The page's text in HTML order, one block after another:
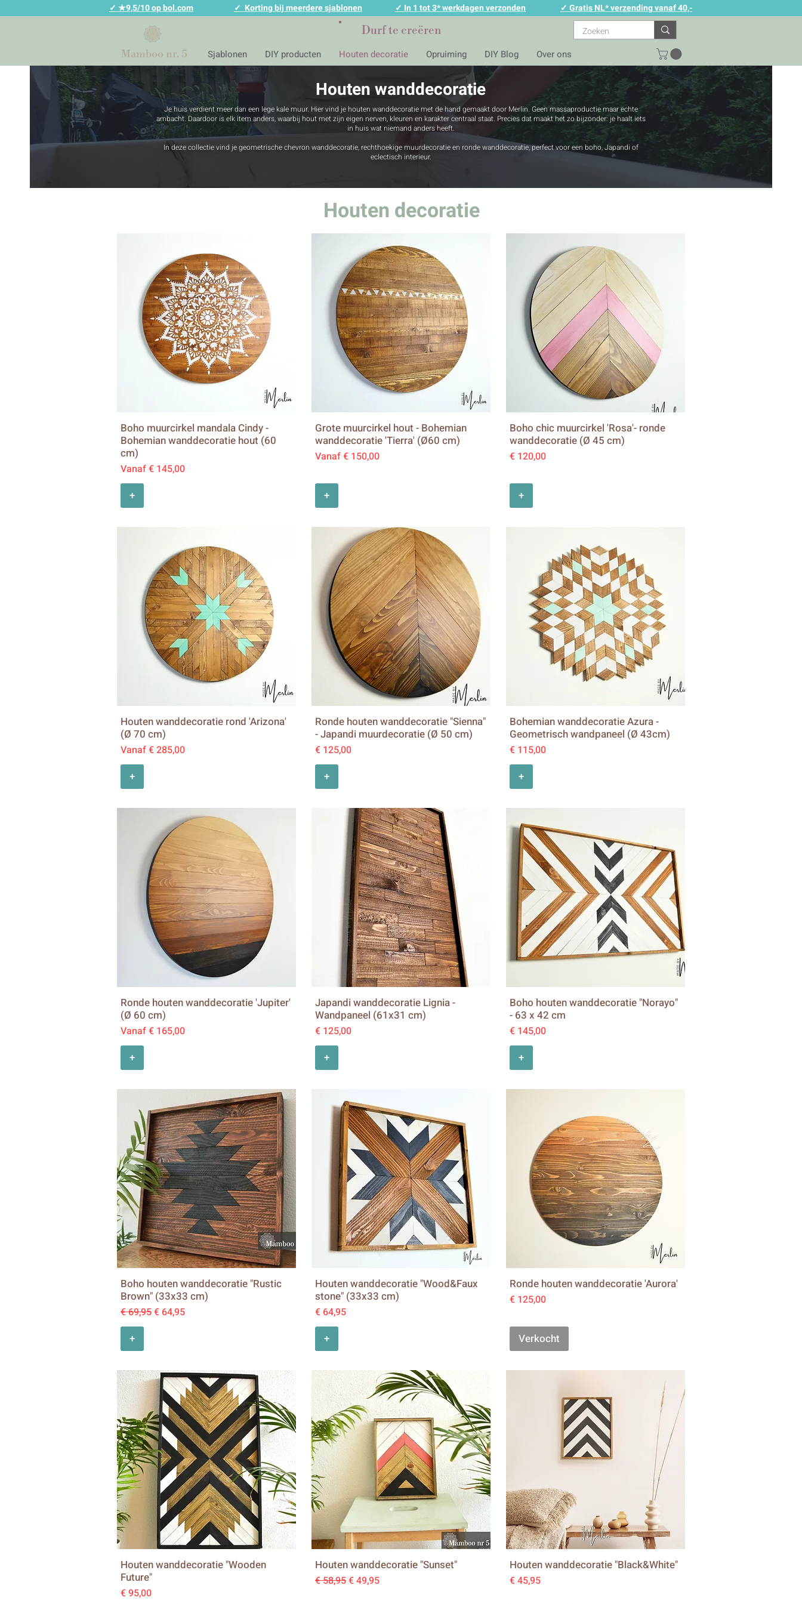
✓ ★9,5/10 op bol.com ✓ Korting bij meerdere sjablonen ✓ In 1 tot 3* werkdagen verzonden ✓ Gratis NL* verzending vanaf 40,-
Mamboo nr. 5
Durf te creëren
Sjablonen DIY producten Houten decoratie Opruiming DIY Blog Over ons
Houten wanddecoratie
Je huis verdient meer dan een lege kale muur. Hier vind je houten wanddecoratie met de hand gemaakt door Merlin. Geen massaproductie maar echte
ambacht. Daardoor is elk item anders, waarbij hout met zijn eigen nerven, kleuren en karakter centraal staat. Precies dat maakt het zo bijzonder: je haalt iets
in huis wat niemand anders heeft.
In deze collectie vind je geometrische chevron wanddecoratie, rechthoekige muurdecoratie en ronde wanddecoratie, perfect voor een boho, Japandi of
eclectisch interieur.
Houten decoratie
Boho muurcirkel mandala Cindy -
Bohemian wanddecoratie hout (60
cm)
Vanaf€ 145,00
Verkoopprijs
+
Grote muurcirkel hout - Bohemian
wanddecoratie 'Tierra' (Ø60 cm)
Vanaf€ 150,00
Verkoopprijs
+
Boho chic muurcirkel 'Rosa'- ronde
wanddecoratie (Ø 45 cm)
Prijs
€ 120,00
+
Houten wanddecoratie rond 'Arizona'
(Ø 70 cm)
Vanaf€ 285,00
Verkoopprijs
+
Ronde houten wanddecoratie "Sienna"
- Japandi muurdecoratie (Ø 50 cm)
Prijs
€ 125,00
+
Bohemian wanddecoratie Azura -
Geometrisch wandpaneel (Ø 43cm)
Prijs
€ 115,00
+
Ronde houten wanddecoratie 'Jupiter'
(Ø 60 cm)
Vanaf€ 165,00
Verkoopprijs
+
Japandi wanddecoratie Lignia -
Wandpaneel (61x31 cm)
Prijs
€ 125,00
+
Boho houten wanddecoratie "Norayo"
- 63 x 42 cm
Prijs
€ 145,00
+
Boho houten wanddecoratie "Rustic
Brown" (33x33 cm)
Normale prijs
€ 69,95Verkoopprijs
€ 64,95
+
Houten wanddecoratie "Wood&Faux
stone" (33x33 cm)
Prijs
€ 64,95
+
Ronde houten wanddecoratie 'Aurora'
Prijs
€ 125,00
Verkocht
Houten wanddecoratie "Wooden
Future"
Prijs
€ 95,00
Houten wanddecoratie "Sunset"
Normale prijs
€ 58,95Verkoopprijs
€ 49,95
Houten wanddecoratie "Black&White"
Prijs
€ 45,95